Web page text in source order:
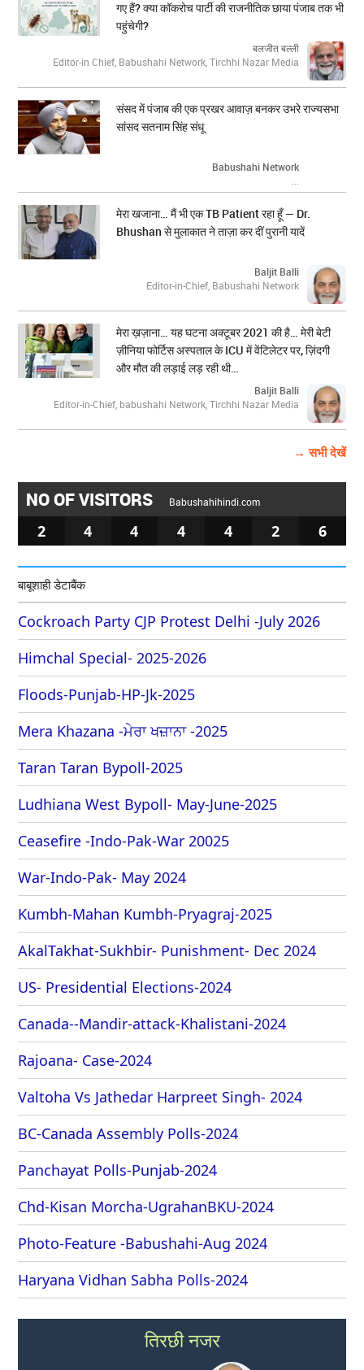
गए हैं? क्या कॉकरोच पार्टी की राजनीतिक छाया पंजाब तक भी
पहुंचेगी?
बलजीत बल्ली
Editor-in Chief, Babushahi Network, Tirchhi Nazar Media
संसद में पंजाब की एक प्रखर आवाज़ बनकर उभरे राज्यसभा
सांसद सतनाम सिंह संधू
Babushahi Network
...
मेरा खजाना… मैं भी एक TB Patient रहा हूँ — Dr.
Bhushan से मुलाकात ने ताज़ा कर दीं पुरानी यादें
Baljit Balli
Editor-in-Chief, Babushahi Network
मेरा ख़ज़ाना… यह घटना अक्टूबर 2021 की है… मेरी बेटी
ज़ीनिया फोर्टिस अस्पताल के ICU में वेंटिलेटर पर, ज़िंदगी
और मौत की लड़ाई लड़ रही थी…
Baljit Balli
Editor-in-Chief, babushahi Network, Tirchhi Nazar Media
→ सभी देखें
NO OF VISITORS Babushahihindi.com
2 4 4 4 4 2 6
बाबूशाही डेटाबैंक
Cockroach Party CJP Protest Delhi -July 2026
Himchal Special- 2025-2026
Floods-Punjab-HP-Jk-2025
Mera Khazana -ਮੇਰਾ ਖਜ਼ਾਨਾ -2025
Taran Taran Bypoll-2025
Ludhiana West Bypoll- May-June-2025
Ceasefire -Indo-Pak-War 20025
War-Indo-Pak- May 2024
Kumbh-Mahan Kumbh-Pryagraj-2025
AkalTakhat-Sukhbir- Punishment- Dec 2024
US- Presidential Elections-2024
Canada--Mandir-attack-Khalistani-2024
Rajoana- Case-2024
Valtoha Vs Jathedar Harpreet Singh- 2024
BC-Canada Assembly Polls-2024
Panchayat Polls-Punjab-2024
Chd-Kisan Morcha-UgrahanBKU-2024
Photo-Feature -Babushahi-Aug 2024
Haryana Vidhan Sabha Polls-2024
तिरछी नजर